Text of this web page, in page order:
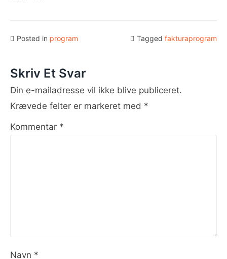
Posted in program Tagged fakturaprogram
Skriv Et Svar
Din e-mailadresse vil ikke blive publiceret.
Krævede felter er markeret med *
Kommentar *
Navn *